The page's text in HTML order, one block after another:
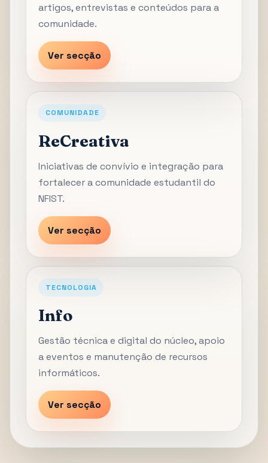
artigos, entrevistas e conteúdos para a
comunidade.
Ver secção
COMUNIDADE
ReCreativa
Iniciativas de convívio e integração para
fortalecer a comunidade estudantil do
NFIST.
Ver secção
TECNOLOGIA
Info
Gestão técnica e digital do núcleo, apoio
a eventos e manutenção de recursos
informáticos.
Ver secção